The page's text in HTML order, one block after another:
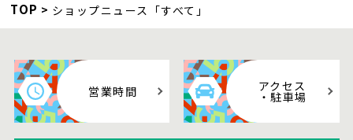
TOP ショップニュース「すべて」
営業時間 アクセス
・駐車場